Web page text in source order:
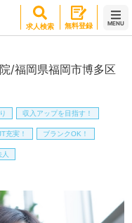
求人検索 無料登録 MENU
/福岡県福岡市博多区
収入アップを目指す！
充実！ ブランクOK！